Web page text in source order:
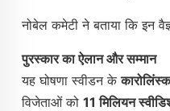
नोबेल कमेटी ने बताया कि इन
पुरस्कार का ऐलान और सम्मान
यह घोषणा स्वीडन के
विजेताओं को 11 मिलियन